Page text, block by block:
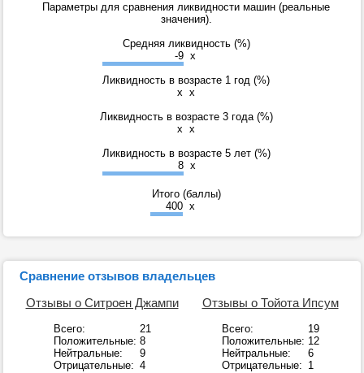
Параметры для сравнения ликвидности машин (реальные
значения).
Средняя ликвидность (%)
-9 x
Ликвидность в возрасте 1 год (%)
x x
Ликвидность в возрасте 3 года (%)
x x
Ликвидность в возрасте 5 лет (%)
8 x
Итого (баллы)
400 x
Сравнение отзывов владельцев
Отзывы о Ситроен Джампи
Всего:
21
Положительные: 8
Нейтральные:
9
Отрицательные: 4
Отзывы о Тойота Ипсум
Всего:
19
Положительные: 12
Нейтральные:
6
Отрицательные: 1